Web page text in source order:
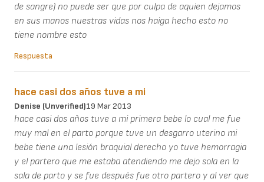
de sangre) no puede ser que por culpa de aquien dejamos
en sus manos nuestras vidas nos haiga hecho esto no
tiene nombre esto
Respuesta
hace casi dos años tuve a mi
Denise (unverified)19 Mar 2013
hace casi dos años tuve a mi primera bebe lo cual me fue
muy mal en el parto porque tuve un desgarro uterino mi
bebe tiene una lesión braquial derecho yo tuve hemorragia
y el partero que me estaba atendiendo me dejo sola en la
sala de parto y se fue después fue otro partero y al ver que